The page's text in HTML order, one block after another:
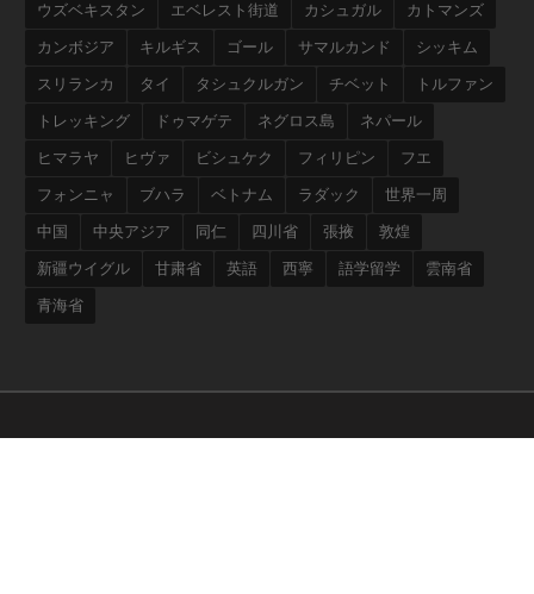
ウズベキスタン エベレスト街道 カシュガル カトマンズ
カンボジア キルギス ゴール サマルカンド シッキム
スリランカ タイ タシュクルガン チベット トルファン
トレッキング ドゥマゲテ ネグロス島 ネパール
ヒマラヤ ヒヴァ ビシュケク フィリピン フエ
フォンニャ ブハラ ベトナム ラダック 世界一周
中国 中央アジア 同仁 四川省 張掖 敦煌
新疆ウイグル 甘粛省 英語 西寧 語学留学 雲南省
青海省